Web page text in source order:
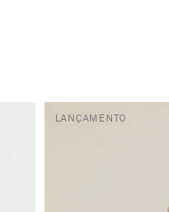
LANÇAMENTO